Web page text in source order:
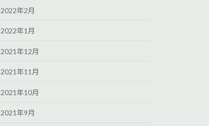
2022年2月
2022年1月
2021年12月
2021年11月
2021年10月
2021年9月